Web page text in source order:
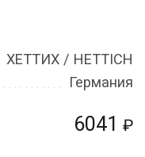
6041 ₽
ХЕТТИХ / HETTICH
Германия